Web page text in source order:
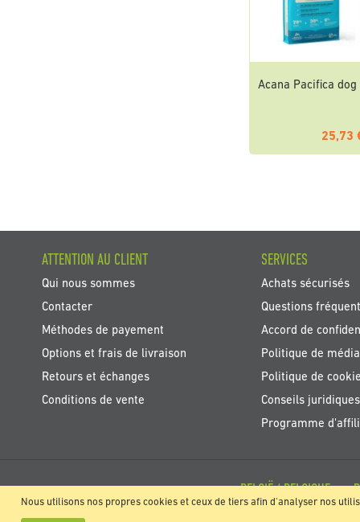
Nous utilisons nos propres cookies et ceux de tiers afin d'analyser nos
Acana Pacifica dog
25,73
ATTENTION AU CLIENT
Qui nous sommes
Contacter
Méthodes de payement
Options et frais de livraison
Retours et échanges
Conditions de vente
SERVICES
Achats sécurisés
Questions
Accord de
Politique de
Politique de
Conseils juridiques
Programme
BELGIË / BELGIQUE